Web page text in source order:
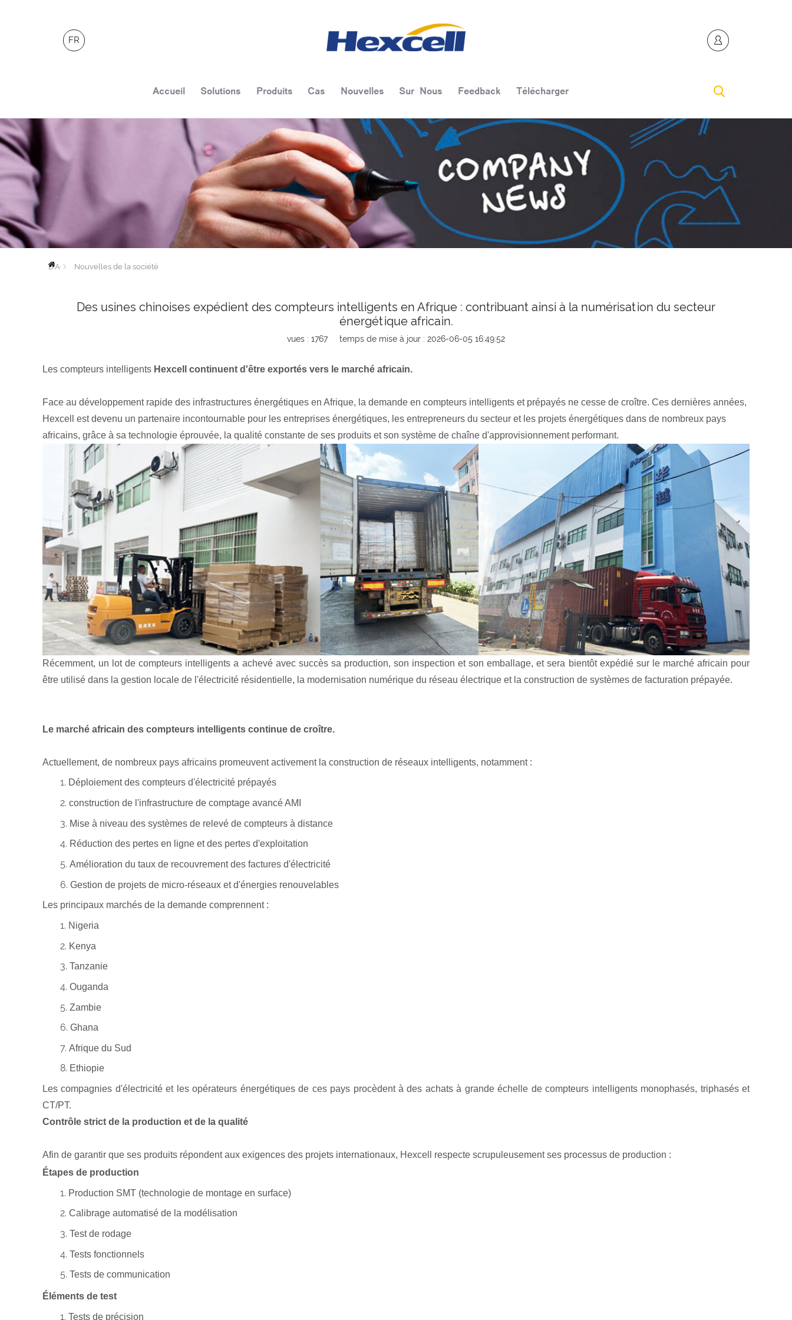
FR
Accueil Solutions Produits Cas Nouvelles Sur Nous Feedback Télécharger
PAGE
D'ACCUEILNouvelles de la société
Des usines chinoises expédient des compteurs intelligents en Afrique : contribuant ainsi à la numérisation du secteur
énergétique africain.
vues : 1767 temps de mise à jour : 2026-06-05 16:49:52
Les compteurs intelligents Hexcell continuent d'être exportés vers le marché africain.
Face au développement rapide des infrastructures énergétiques en Afrique, la demande en compteurs intelligents et prépayés ne cesse de croître. Ces dernières années,
Hexcell est devenu un partenaire incontournable pour les entreprises énergétiques, les entrepreneurs du secteur et les projets énergétiques dans de nombreux pays
africains, grâce à sa technologie éprouvée, la qualité constante de ses produits et son système de chaîne d'approvisionnement performant.
Récemment, un lot de compteurs intelligents a achevé avec succès sa production, son inspection et son emballage, et sera bientôt expédié sur le marché africain pour
être utilisé dans la gestion locale de l'électricité résidentielle, la modernisation numérique du réseau électrique et la construction de systèmes de facturation prépayée.
Le marché africain des compteurs intelligents continue de croître.
Actuellement, de nombreux pays africains promeuvent activement la construction de réseaux intelligents, notamment :
Déploiement des compteurs d'électricité prépayés
construction de l'infrastructure de comptage avancé AMI
Mise à niveau des systèmes de relevé de compteurs à distance
Réduction des pertes en ligne et des pertes d'exploitation
Amélioration du taux de recouvrement des factures d'électricité
Gestion de projets de micro-réseaux et d'énergies renouvelables
Les principaux marchés de la demande comprennent :
Nigeria
Kenya
Tanzanie
Ouganda
Zambie
Ghana
Afrique du Sud
Ethiopie
Les compagnies d'électricité et les opérateurs énergétiques de ces pays procèdent à des achats à grande échelle de compteurs intelligents monophasés, triphasés et
CT/PT.
Contrôle strict de la production et de la qualité
Afin de garantir que ses produits répondent aux exigences des projets internationaux, Hexcell respecte scrupuleusement ses processus de production :
Étapes de production
Production SMT (technologie de montage en surface)
Calibrage automatisé de la modélisation
Test de rodage
Tests fonctionnels
Tests de communication
Éléments de test
Tests de précision